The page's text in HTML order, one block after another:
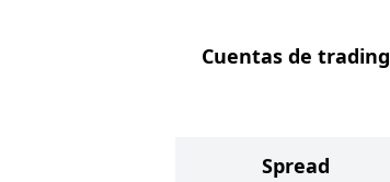
Cuentas de trading
Spread